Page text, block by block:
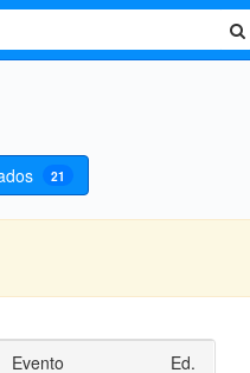
21
Evento Ed.